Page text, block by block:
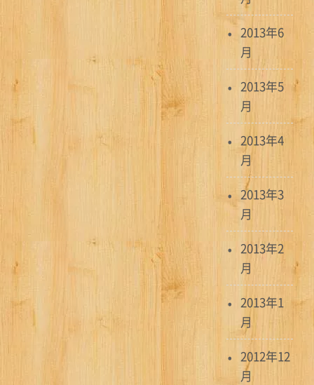
2013年6
月
2013年5
月
2013年4
月
2013年3
月
2013年2
月
2013年1
月
2012年12
月